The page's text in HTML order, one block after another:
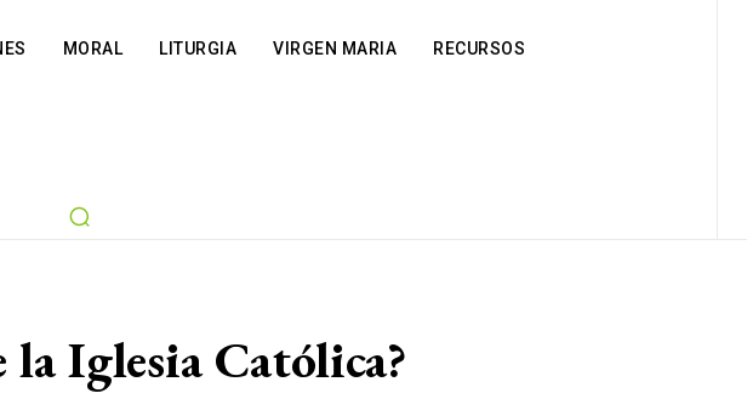
MORAL LITURGIA VIRGEN MARIA RECURSOS
Iglesia Católica?